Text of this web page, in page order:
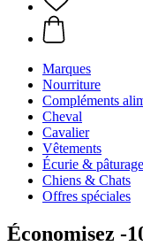
Marques
Nourriture
Compléments
Cheval
Cavalier
Vêtements
Écurie & pâturage
Chiens & Chats
Offres spéciales
Économisez -